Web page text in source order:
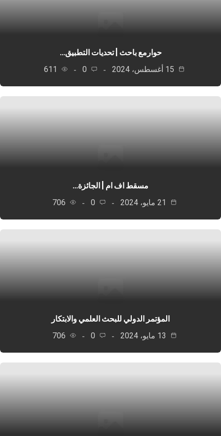
حوارمع باحث | تحديات التطبيق…
0
611
مسقط اف ام | الجائزة…
0
706
المؤتمر الدولي للبحث العلمي والابتكار
0
706